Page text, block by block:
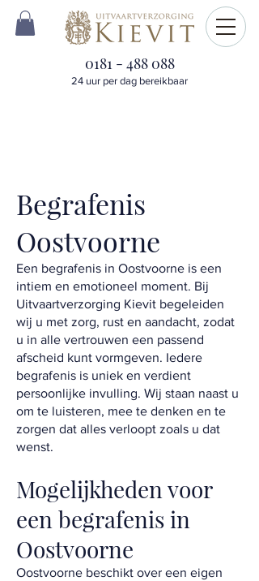
0181 - 488 088
24 uur per dag bereikbaar
Begrafenis
Oostvoorne
Een begrafenis in Oostvoorne is een
intiem en emotioneel moment. Bij
Uitvaartverzorging Kievit begeleiden
wij u met zorg, rust en aandacht, zodat
u in alle vertrouwen een passend
afscheid kunt vormgeven. Iedere
begrafenis is uniek en verdient
persoonlijke invulling. Wij staan naast u
om te luisteren, mee te denken en te
zorgen dat alles verloopt zoals u dat
wenst.
Mogelijkheden voor
een begrafenis in
Oostvoorne
Oostvoorne beschikt over een eigen